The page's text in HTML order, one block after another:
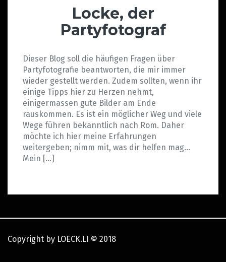
Locke, der
Partyfotograf
Dieser Blog soll die häufigen Fragen über
Partyfotografie beantworten, die mir immer
wieder gestellt werden. Zudem sollten, wenn ihr
einige Tipps hier zu Herzen nehmt,
einigermassen gute Bilder am Ende
rauskommen. Es ist ein möglicher Weg und viele
Wege führen bekanntlich nach Rom. Daher
möchte ich hier meine Erfahrungen
weitergeben; nimm mit, was dir helfen mag…
Mein […]
Copyright by LOECK.LI © 2018